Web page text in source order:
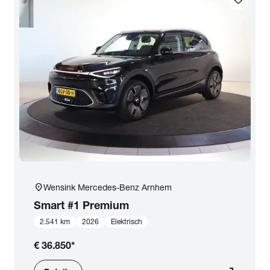
Carrosserie
Basiskleur
Aantal deuren
Vestiging
location_onWensink Mercedes-Benz Arnhem
Smart #1 Premium
2.541 km 2026 Elektrisch
€ 36.850*